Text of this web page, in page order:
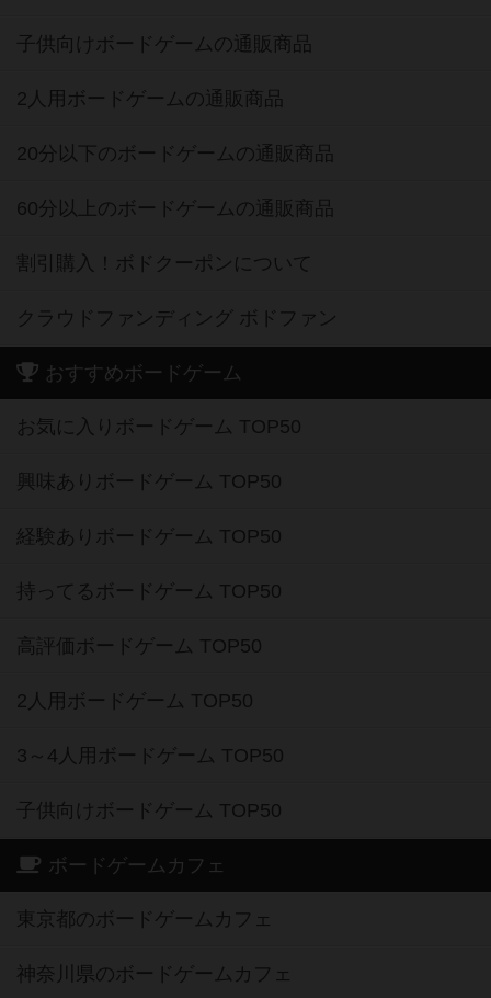
子供向けボードゲームの通販商品
2人用ボードゲームの通販商品
20分以下のボードゲームの通販商品
60分以上のボードゲームの通販商品
割引購入！ボドクーポンについて
クラウドファンディング ボドファン
おすすめボードゲーム
お気に入りボードゲーム TOP50
興味ありボードゲーム TOP50
経験ありボードゲーム TOP50
持ってるボードゲーム TOP50
高評価ボードゲーム TOP50
2人用ボードゲーム TOP50
3～4人用ボードゲーム TOP50
子供向けボードゲーム TOP50
ボードゲームカフェ
東京都のボードゲームカフェ
神奈川県のボードゲームカフェ